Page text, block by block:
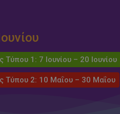
1: 7 Ιουνίου – 20 Ιουνίου
Τύπου 2: 10 Μαΐου – 30 Μαΐου